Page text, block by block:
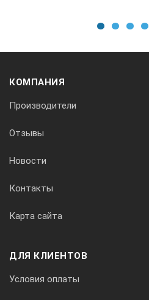
КОМПАНИЯ
Производители
Отзывы
Новости
Контакты
Карта сайта
ДЛЯ КЛИЕНТОВ
Условия оплаты